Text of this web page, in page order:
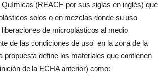
(REACH por sus siglas en inglés) que
solos o en mezclas donde su uso
de microplásticos al medio
de las condiciones de uso” en la zona de la
propuesta define los materiales que contienen
de la ECHA anterior) como: